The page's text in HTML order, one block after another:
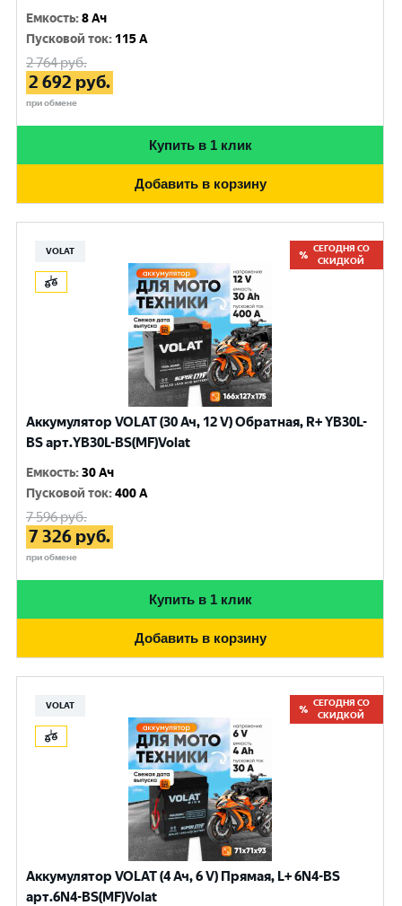
Емкость:8 Ач
Пусковой ток: 115 A
2 764руб.
2 692 руб.
при обмене
Купить в 1 клик
Добавить в корзину
VOLAT
СЕГОДНЯ СО
СКИДКОЙ
Аккумулятор VOLAT (30 Ач, 12 V) Обратная, R+ YB30L-
BS арт.YB30L-BS(MF)Volat
Емкость:30 Ач
Пусковой ток:400 A
7 596руб.
7 326 руб.
при обмене
Купить в 1 клик
Добавить в корзину
VOLAT
СЕГОДНЯ СО
СКИДКОЙ
Аккумулятор VOLAT (4 Ач, 6 V) Прямая, L+ 6N4-BS
арт.6N4-BS(MF)Volat